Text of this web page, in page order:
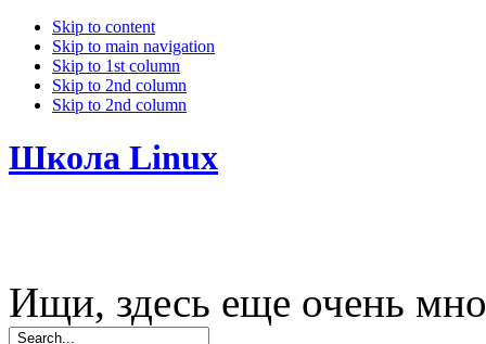
Skip to content
Skip to main navigation
Skip to 1st column
Skip to 2nd column
Skip to 2nd column
Школа Linux
Ищи, здесь еще очень